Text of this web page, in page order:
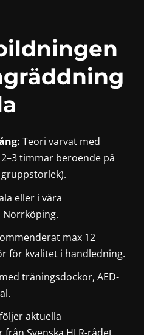
Teori varvat med
timmar beroende på
eller i våra
max 12
för kvalitet i handledning.
träningsdockor, AED-
aktuella